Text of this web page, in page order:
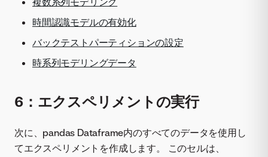
時間認識モデルの有効化
バックテストパーティションの設定
時系列モデリングデータ
6：エクスペリメントの実行
次に、pandas Dataframe内のすべてのデータを使用し
てエクスペリメントを作成します。 このセルは、